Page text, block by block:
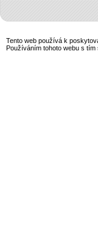
Tento web používá k
Používáním tohoto webu s tím